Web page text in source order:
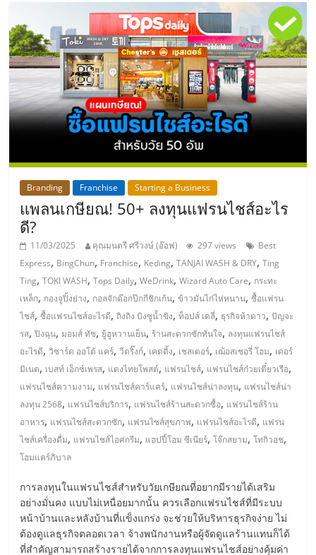
ที่
ปรึกษา
แฟ
รน
ไชส์,
รวม
แฟ
รน
ไชส์
ขาย
แฟ
รน
ไชส์
แฟ
Branding Franchise Starting a Business
แพลนเกษียณ! 50+ ลงทุนแฟรนไชส์อะไร
ดี?
11/03/2025 คุณมนตรี ศรีวงษ์ (อ๊อฟ) 297 views
Best
Express, BingChun, Franchise, Keding,TANJAI WASH & DRY,Ting
Ting,TOKI WASH,Tops Daily,WeDrink,Wizard Auto Care, กระทะ
เหล็ก, กองจูปิ้งย่าง, กอลจักต๊อกป๊กกีชิกเก้น,ข้าวมันไก่ไห่หนาน,ซื้อแฟรน
ไชส์,ซื้อแฟรนไชส์อะไรดี,ถิงถิง บิงซูน้ำขิง,ท็อปส์ เดลี่, ธุรกิจห้าดาว,ปัญจะ
รส,ปิงฉุน,มอมส์ ทัช, ยู้ฮูหวานเย็น, ร้านสะดวกซักทันใจ, ลงทุนแฟรนไชส์
อะไรดี,วิซาร์ด ออโต้ แคร์,วีดริ๊งก์, เคดดิ้ง, เชสเตอร์, เฌ้อสเชอรี่ โฮม, เดอร์
มิเนต, เบสท์ เอ็กซ์เพรส, แตงไทยโพสต์, แฟรนไชส์, แฟรนไชส์ก๋วยเตี๋ยวเรือ,
แฟรนไชส์ความงาม, แฟรนไชส์คาร์แคร์, แฟรนไชส์น่าลงทุน, แฟรนไชส์น่า
ลงทุน 2568, แฟรนไชส์บริการ, แฟรนไชส์ร้านสะดวกซื้อ, แฟรนไชส์ร้าน
อาหาร, แฟรนไชส์สะดวกซัก, แฟรนไชส์สุขภาพ, แฟรนไชส์อะไรดี, แฟรน
ไชส์เครื่องดื่ม, แฟรนไชส์ไอศกรีม, แฮปปี้โฮม ซีเนียร์,โจ๊กสยาม,โทกิวอช,
โฮมแคร์ภิบาล
การลงทุนในแฟรนไชส์สำหรับวัยเกษียณที่อยากมีรายได้เสริม
อย่างมั่นคง แบบไม่เหนื่อยมากนั้น ควรเลือกแฟรนไชส์ที่มีระบบ
หน้าบ้านและหลังบ้านที่แข็งแกร่ง จะช่วยให้บริหารธุรกิจง่าย ไม่
ต้องดูแลธุรกิจตลอดเวลา จ้างพนักงานหรือผู้จัดดูแลร้านแทนก็ได้
ที่สำคัญสามารถสร้างรายได้จากการลงทุนแฟรนไชส์อย่างคุ้มค่า